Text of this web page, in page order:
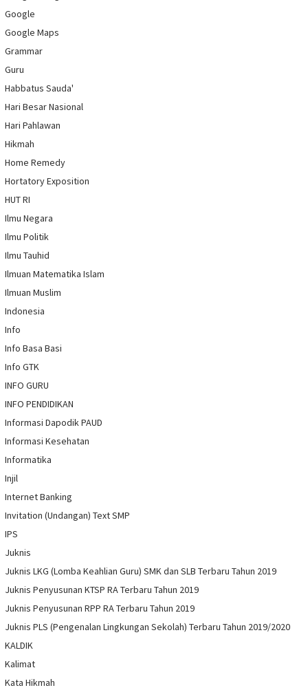
Google
Google Maps
Grammar
Guru
Habbatus Sauda'
Hari Besar Nasional
Hari Pahlawan
Hikmah
Home Remedy
Hortatory Exposition
HUT RI
Ilmu Negara
Ilmu Politik
Ilmu Tauhid
Ilmuan Matematika Islam
Ilmuan Muslim
Indonesia
Info
Info Basa Basi
Info GTK
INFO GURU
INFO PENDIDIKAN
Informasi Dapodik PAUD
Informasi Kesehatan
Informatika
Injil
Internet Banking
Invitation (Undangan) Text SMP
IPS
Juknis
Juknis LKG (Lomba Keahlian Guru) SMK dan SLB Terbaru Tahun 2019
Juknis Penyusunan KTSP RA Terbaru Tahun 2019
Juknis Penyusunan RPP RA Terbaru Tahun 2019
Juknis PLS (Pengenalan Lingkungan Sekolah) Terbaru Tahun 2019/2020
KALDIK
Kalimat
Kata Hikmah